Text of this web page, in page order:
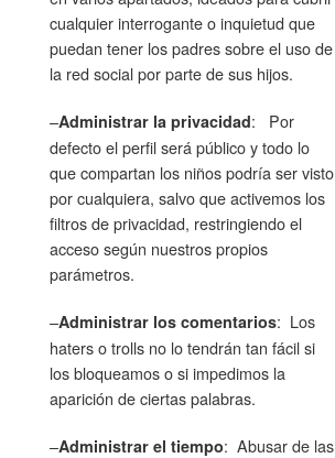
cualquier interrogante o inquietud que
puedan tener los padres sobre el uso de
la red social por parte de sus hijos.
–Administrar la privacidad: Por
defecto el perfil será público y todo lo
que compartan los niños podría ser visto
por cualquiera, salvo que activemos los
filtros de privacidad, restringiendo el
acceso según nuestros propios
parámetros.
–Administrar los comentarios: Los
haters o trolls no lo tendrán tan fácil si
los bloqueamos o si impedimos la
aparición de ciertas palabras.
–Administrar el tiempo: Abusar de las